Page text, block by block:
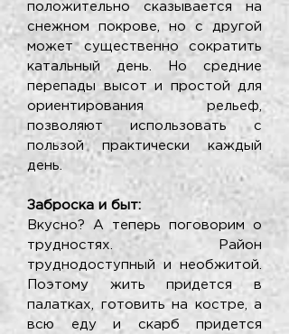
положительно сказывается на
снежном покрове, но с другой
может существенно сократить
катальный день. Но средние
перепады высот и простой для
ориентирования рельеф,
позволяют использовать с
пользой практически каждый
день.
Заброска и быт:
Вкусно? А теперь поговорим о
трудностях. Район
труднодоступный и необжитой.
Поэтому жить придется в
палатках, готовить на костре, а
всю еду и скарб придется